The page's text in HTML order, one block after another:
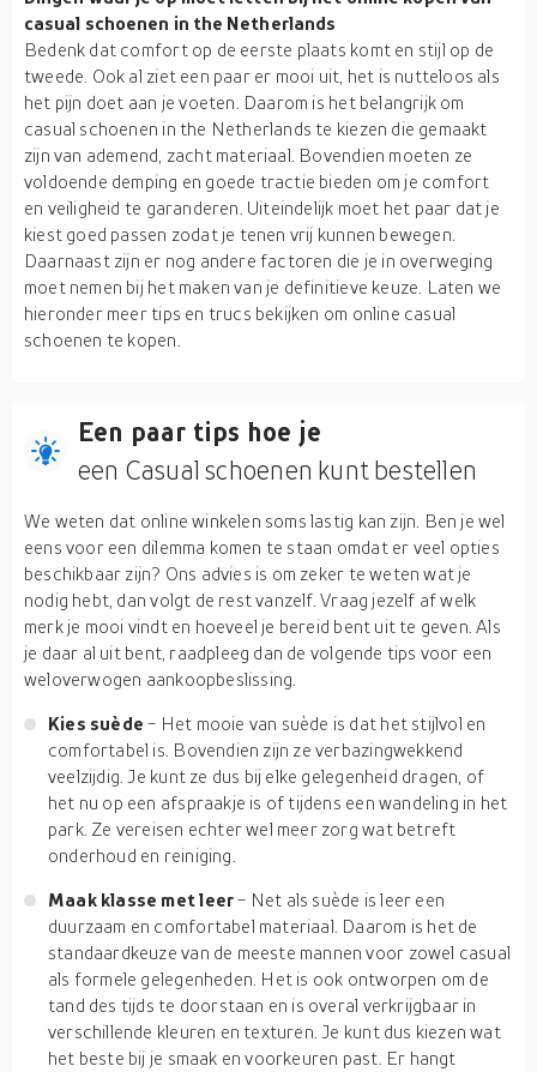
casual schoenen in the Netherlands
Bedenk dat comfort op de eerste plaats komt en stijl op de
tweede. Ook al ziet een paar er mooi uit, het is nutteloos als
het pijn doet aan je voeten. Daarom is het belangrijk om
casual schoenen in the Netherlands te kiezen die gemaakt
zijn van ademend, zacht materiaal. Bovendien moeten ze
voldoende demping en goede tractie bieden om je comfort
en veiligheid te garanderen. Uiteindelijk moet het paar dat je
kiest goed passen zodat je tenen vrij kunnen bewegen.
Daarnaast zijn er nog andere factoren die je in overweging
moet nemen bij het maken van je definitieve keuze. Laten we
hieronder meer tips en trucs bekijken om online casual
schoenen te kopen.
Een paar tips hoe je
een Casual schoenen kunt bestellen
We weten dat online winkelen soms lastig kan zijn. Ben je wel
eens voor een dilemma komen te staan omdat er veel opties
beschikbaar zijn? Ons advies is om zeker te weten wat je
nodig hebt, dan volgt de rest vanzelf. Vraag jezelf af welk
merk je mooi vindt en hoeveel je bereid bent uit te geven. Als
je daar al uit bent, raadpleeg dan de volgende tips voor een
weloverwogen aankoopbeslissing.
Kies suède- Het mooie van suède is dat het stijlvol en
comfortabel is. Bovendien zijn ze verbazingwekkend
veelzijdig. Je kunt ze dus bij elke gelegenheid dragen, of
het nu op een afspraakje is of tijdens een wandeling in het
park. Ze vereisen echter wel meer zorg wat betreft
onderhoud en reiniging.
Maak klasse met leer- Net als suède is leer een
duurzaam en comfortabel materiaal. Daarom is het de
standaardkeuze van de meeste mannen voor zowel casual
als formele gelegenheden. Het is ook ontworpen om de
tand des tijds te doorstaan en is overal verkrijgbaar in
verschillende kleuren en texturen. Je kunt dus kiezen wat
het beste bij je smaak en voorkeuren past. Er hangt